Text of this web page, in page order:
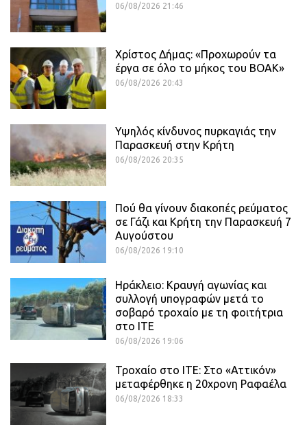
06/08/2026 21:46
Χρίστος Δήμας: «Προχωρούν τα
έργα σε όλο το μήκος του ΒΟΑΚ»
06/08/2026 20:43
Υψηλός κίνδυνος πυρκαγιάς την
Παρασκευή στην Κρήτη
06/08/2026 20:35
Πού θα γίνουν διακοπές ρεύματος
σε Γάζι και Κρήτη την Παρασκευή 7
Αυγούστου
06/08/2026 19:10
Ηράκλειο: Κραυγή αγωνίας και
συλλογή υπογραφών μετά το
σοβαρό τροχαίο με τη φοιτήτρια
στο ΙΤΕ
06/08/2026 19:06
Τροχαίο στο ΙΤΕ: Στο «Αττικόν»
μεταφέρθηκε η 20χρονη Ραφαέλα
06/08/2026 18:33